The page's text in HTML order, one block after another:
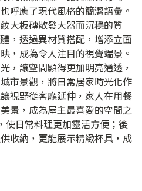
呼應了現代風格的簡潔語彙。
大板磚散發大器而沉穩的質
，透過異材質搭配，增添立面
，成為令人注目的視覺端景。
，讓空間顯得更加明亮通透，
市景觀，將日常居家時光化作
視野從客廳延伸，家人在用餐
景，成為屋主最喜愛的空間之
使日常料理更加靈活方便；後
收納，更能展示精緻杯具，成